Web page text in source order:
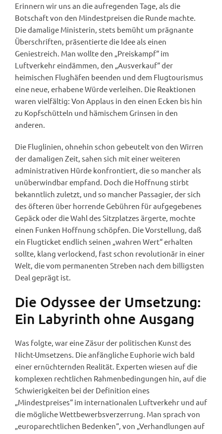
Erinnern wir uns an die aufregenden Tage, als die
Botschaft von den Mindestpreisen die Runde machte.
Die damalige Ministerin, stets bemüht um prägnante
Überschriften, präsentierte die Idee als einen
Geniestreich. Man wollte den „Preiskampf“ im
Luftverkehr eindämmen, den „Ausverkauf“ der
heimischen Flughäfen beenden und dem Flugtourismus
eine neue, erhabene Würde verleihen. Die Reaktionen
waren vielfältig: Von Applaus in den einen Ecken bis hin
zu Kopfschütteln und hämischem Grinsen in den
anderen.
Die Fluglinien, ohnehin schon gebeutelt von den Wirren
der damaligen Zeit, sahen sich mit einer weiteren
administrativen Hürde konfrontiert, die so mancher als
unüberwindbar empfand. Doch die Hoffnung stirbt
bekanntlich zuletzt, und so mancher Passagier, der sich
des öfteren über horrende Gebühren für aufgegebenes
Gepäck oder die Wahl des Sitzplatzes ärgerte, mochte
einen Funken Hoffnung schöpfen. Die Vorstellung, daß
ein Flugticket endlich seinen „wahren Wert“ erhalten
sollte, klang verlockend, fast schon revolutionär in einer
Welt, die vom permanenten Streben nach dem billigsten
Deal geprägt ist.
Die Odyssee der Umsetzung:
Ein Labyrinth ohne Ausgang
Was folgte, war eine Zäsur der politischen Kunst des
Nicht-Umsetzens. Die anfängliche Euphorie wich bald
einer ernüchternden Realität. Experten wiesen auf die
komplexen rechtlichen Rahmenbedingungen hin, auf die
Schwierigkeiten bei der Definition eines
„Mindestpreises“ im internationalen Luftverkehr und auf
die mögliche Wettbewerbsverzerrung. Man sprach von
„europarechtlichen Bedenken“, von „Verhandlungen auf